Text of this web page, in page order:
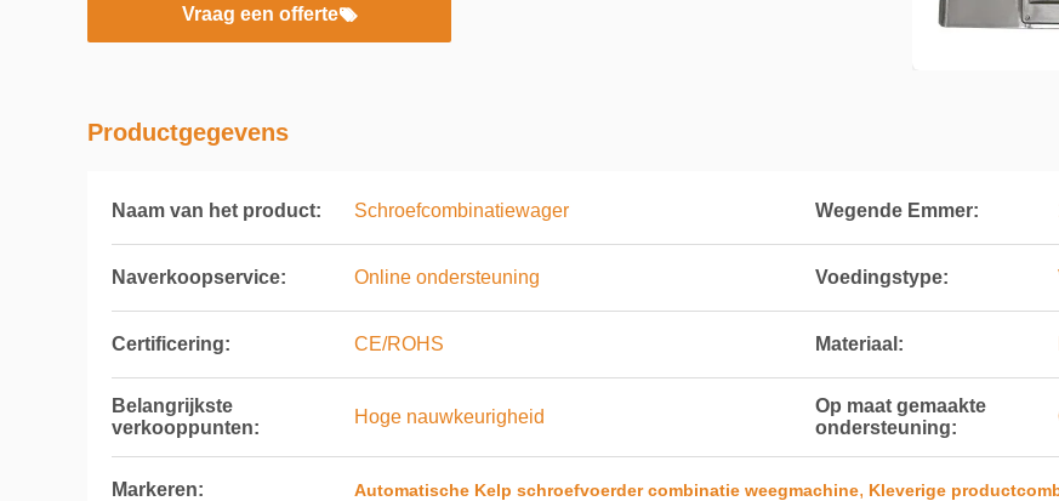
Vraag een offerte
Productgegevens
Naam van het product: Schroefcombinatiewager Wegende Emmer:
Naverkoopservice: Online ondersteuning Voedingstype:
Certificering: CE/ROHS Materiaal:
Belangrijkste
verkooppunten:
Hoge nauwkeurigheid
Op maat gemaakte
ondersteuning:
Markeren: Automatische Kelp schroefvoerder combinatie weegmachine, Kleverige